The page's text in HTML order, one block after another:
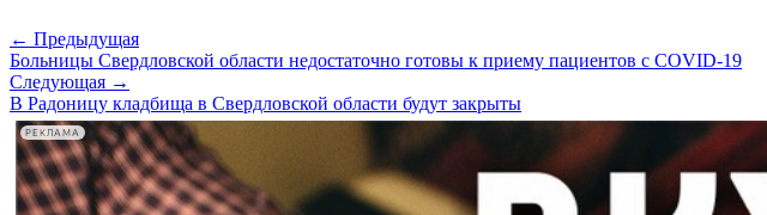
← Предыдущая
Больницы Свердловской области недостаточно готовы к приему пациентов с COVID-19
Следующая →
В Радоницу кладбища в Свердловской области будут закрыты
РЕКЛАМА